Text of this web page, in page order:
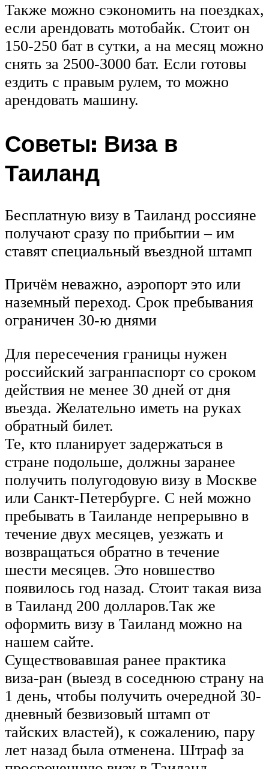
Также можно сэкономить на поездках,
если арендовать мотобайк. Стоит он
150-250 бат в сутки, а на месяц можно
снять за 2500-3000 бат. Если готовы
ездить с правым рулем, то можно
арендовать машину.
Советы: Виза в
Таиланд
Бесплатную визу в Таиланд россияне
получают сразу по прибытии – им
ставят специальный въездной штамп
Причём неважно, аэропорт это или
наземный переход. Срок пребывания
ограничен 30-ю днями
Для пересечения границы нужен
российский загранпаспорт со сроком
действия не менее 30 дней от дня
въезда. Желательно иметь на руках
обратный билет.
Те, кто планирует задержаться в
стране подольше, должны заранее
получить полугодовую визу в Москве
или Санкт-Петербурге. С ней можно
пребывать в Таиланде непрерывно в
течение двух месяцев, уезжать и
возвращаться обратно в течение
шести месяцев. Это новшество
появилось год назад. Стоит такая виза
в Таиланд 200 долларов.Так же
оформить визу в Таиланд можно на
нашем сайте.
Существовавшая ранее практика
виза-ран (выезд в соседнюю страну на
1 день, чтобы получить очередной 30-
дневный безвизовый штамп от
тайских властей), к сожалению, пару
лет назад была отменена. Штраф за